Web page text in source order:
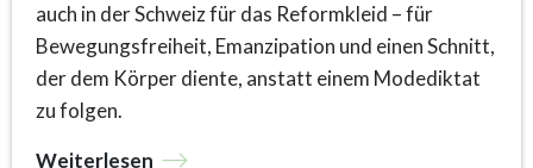
auch in der Schweiz für das Reformkleid – für
Bewegungsfreiheit, Emanzipation und einen Schnitt,
der dem Körper diente, anstatt einem Modediktat
zu folgen.
Weiterlesen